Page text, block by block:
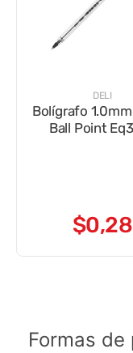
DELI
Bolígrafo
Ball Point
$0,28
Formas de